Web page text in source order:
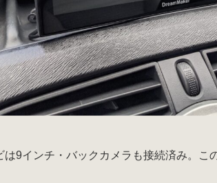
は9インチ・バックカメラも接続済み。こ